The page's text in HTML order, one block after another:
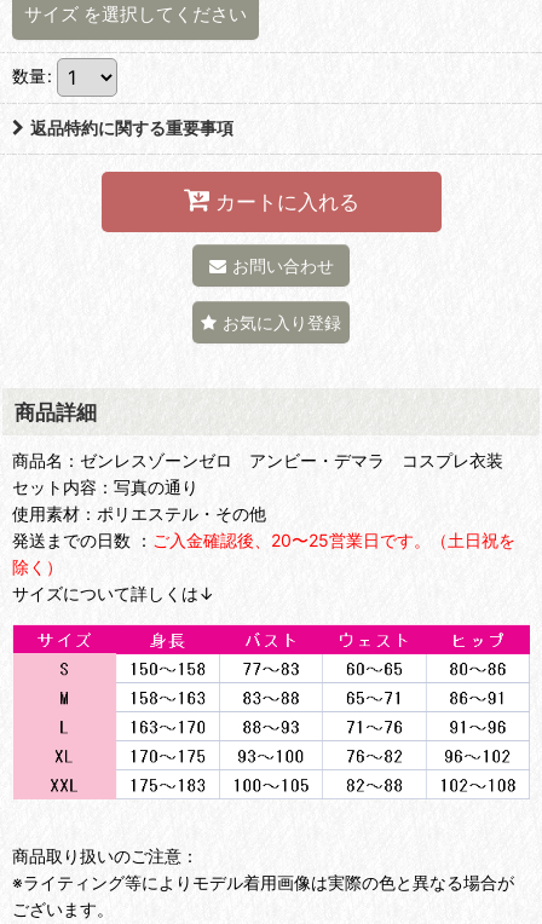
サイズ を選択してください
数量:
返品特約に関する重要事項
カートに入れる
お問い合わせ
お気に入り登録
商品詳細
商品名：ゼンレスゾーンゼロ アンビー・デマラ コスプレ衣装
セット内容：写真の通り
使用素材：ポリエステル・その他
発送までの日数 ： ご入金確認後、20〜25営業日です。（土日祝を
除く）
サイズについて詳しくは↓
商品取り扱いのご注意：
※ライティング等によりモデル着用画像は実際の色と異なる場合が
ございます。